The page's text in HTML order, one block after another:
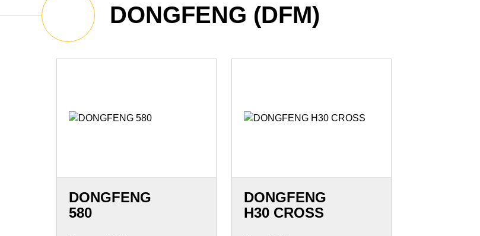
DONGFENG (DFM)
DONGFENG
580
DONGFENG
H30 CROSS